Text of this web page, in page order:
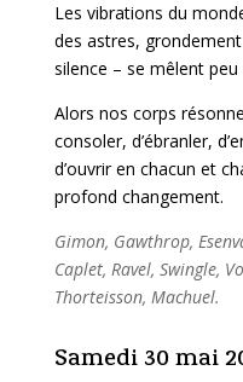
Les vibrations du
des astres,
silence – se mêlent
Alors nos corps
consoler, d’ébranler,
d’ouvrir en chacun et
profond changement.
Gimon, Gawthrop,
Caplet, Ravel, Swingle,
Thorteisson, Machuel.
Samedi 30 mai